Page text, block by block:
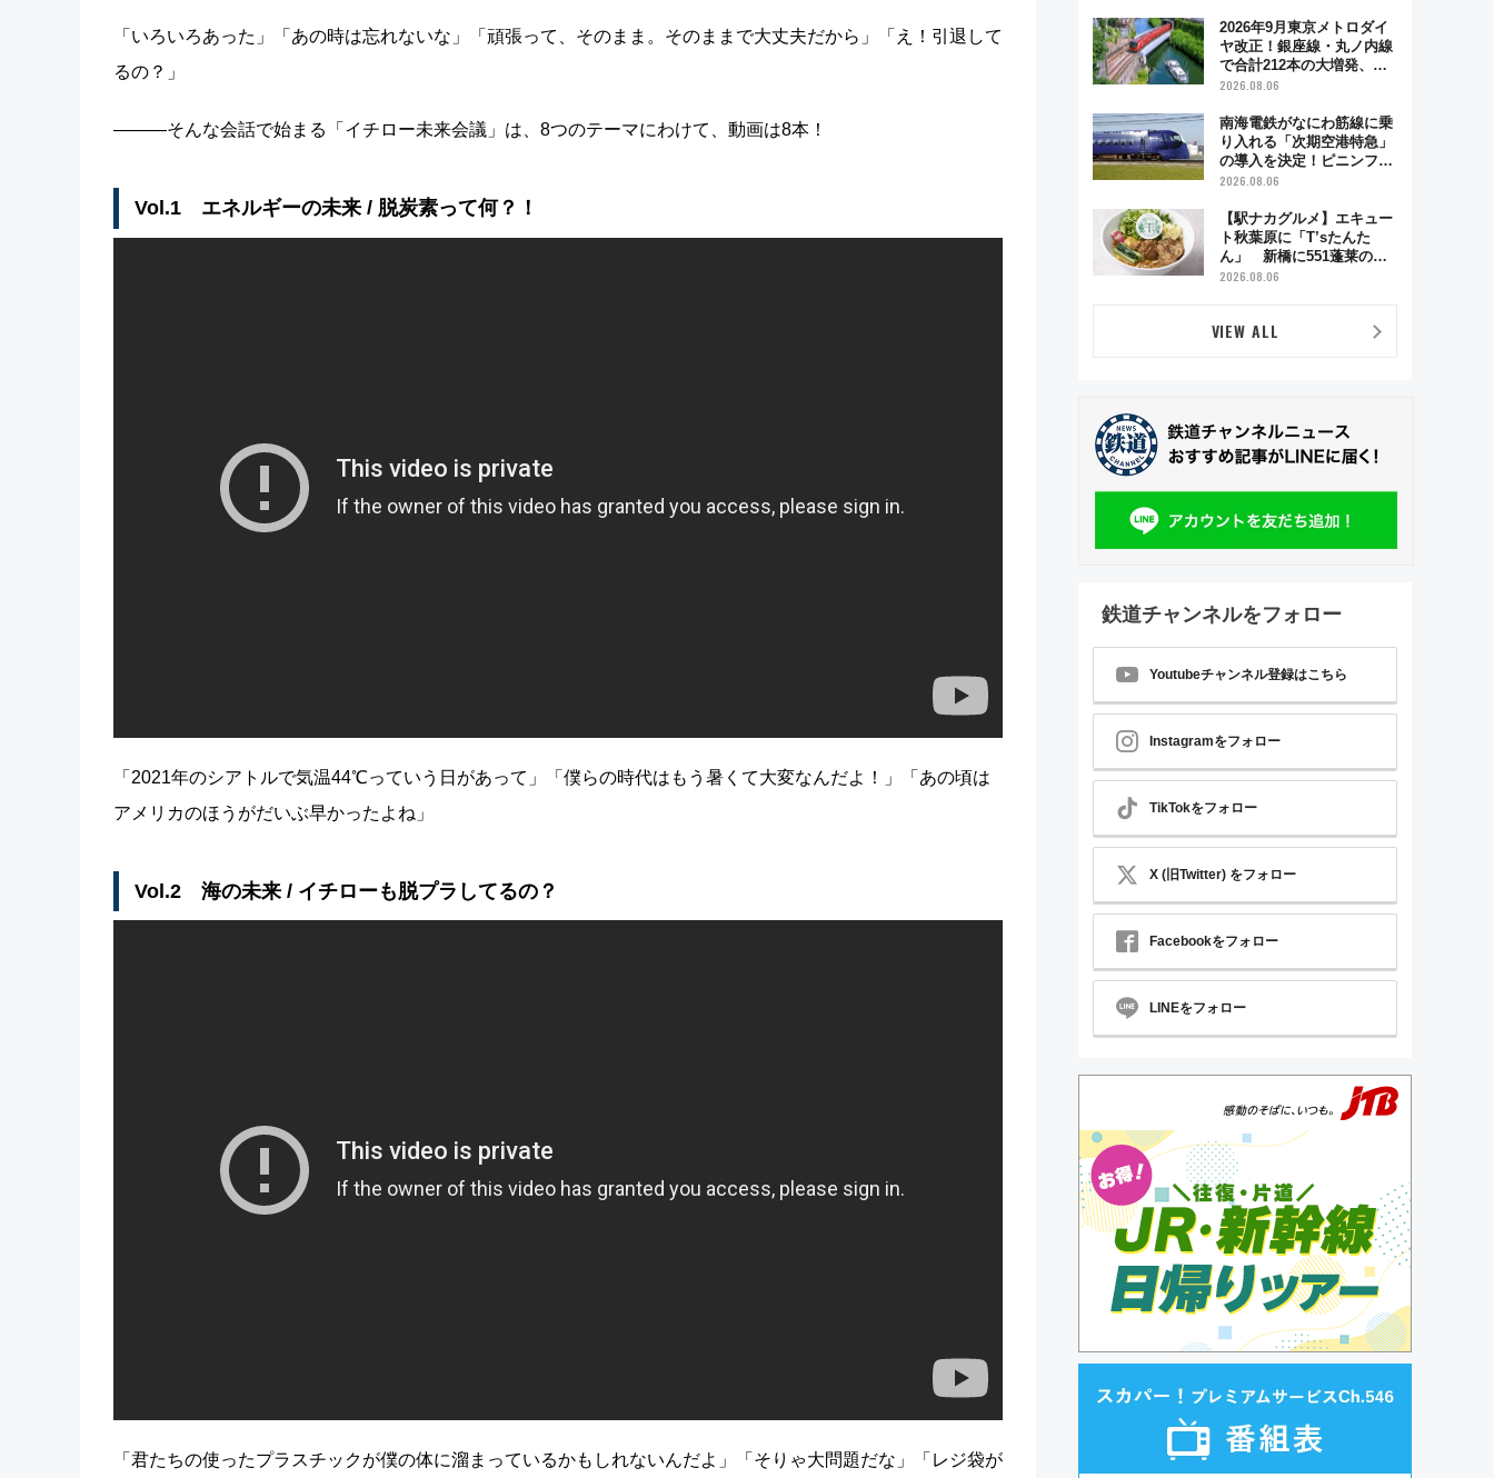
「いろいろあった」「あの時は忘れないな」「頑張って、そのまま。そのままで大丈夫だから」「え！引退して
るの？」
―――そんな会話で始まる「イチロー未来会議」は、8つのテーマにわけて、動画は8本！
Vol.1 エネルギーの未来 / 脱炭素って何？！
「2021年のシアトルで気温44℃っていう日があって」「僕らの時代はもう暑くて大変なんだよ！」「あの頃は
アメリカのほうがだいぶ早かったよね」
Vol.2 海の未来 / イチローも脱プラしてるの？
「君たちの使ったプラスチックが僕の体に溜まっているかもしれないんだよ」「そりゃ大問題だな」「レジ袋が
日「京都の鉄道満喫ツア
ー」開催
2026年9月東京メトロダイ
ヤ改正！銀座線・丸ノ内線
で合計212本の大増発、混
雑緩和に期待
2026.08.06
南海電鉄がなにわ筋線に乗
り入れる「次期空港特急」
の導入を決定！ピニンファ
リーナによる日本初の鉄道
2026.08.06
【駅ナカグルメ】エキュー
ト秋葉原に「T’sたんた
ん」 新橋に551蓬莱の
DNAを継ぐ「東京豚饅」、
【2026年8月】
2026.08.06
VIEW ALL
鉄道チャンネルをフォロー
Youtubeチャンネル登録はこちら
Instagramをフォロー
TikTokをフォロー
X (旧Twitter) をフォロー
Facebookをフォロー
LINEをフォロー